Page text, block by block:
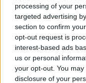
processing of your
targeted advertising
section to confirm
opt-out request is
interest-based ads
us or personal
your opt-out. You
disclosure of your
IAB Hellas: Νέα Διοικούσα
Πρόεδρος ο Γαληνός
Νέο Audi A2 e-tron με
την κορυφή της
αποδοτικότητας